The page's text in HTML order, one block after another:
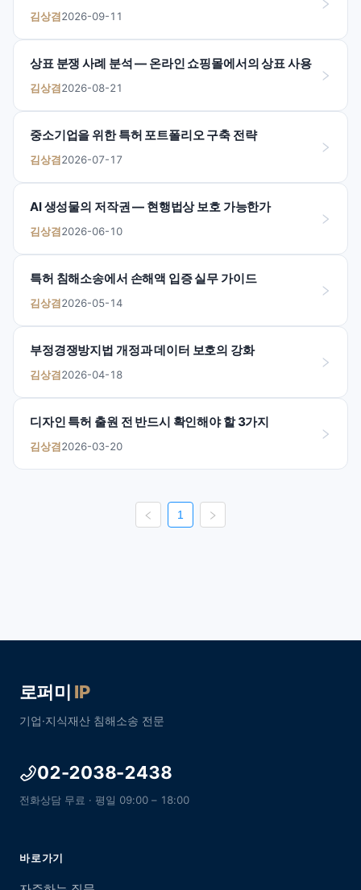
김상겸2026-09-11
상표 분쟁 사례 분석 — 온라인 쇼핑몰에서의 상표 사용
김상겸2026-08-21
중소기업을 위한 특허 포트폴리오 구축 전략
김상겸2026-07-17
AI 생성물의 저작권 — 현행법상 보호 가능한가
김상겸2026-06-10
특허 침해소송에서 손해액 입증 실무 가이드
김상겸2026-05-14
부정경쟁방지법 개정과 데이터 보호의 강화
김상겸2026-04-18
디자인 특허 출원 전 반드시 확인해야 할 3가지
김상겸2026-03-20
1
로퍼미 IP
기업·지식재산 침해소송 전문
02-2038-2438
전화상담 무료 · 평일 09:00 – 18:00
바로가기